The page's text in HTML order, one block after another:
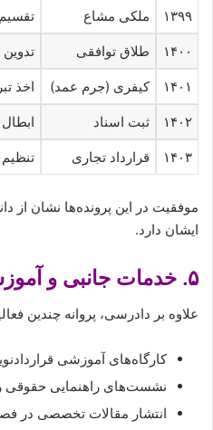
۱۳۹۹ ملکی مشاع
۱۴۰۰ طلاق توافقی
۱۴۰۱ کیفری (جرم عمد) اخذ
۱۴۰۲ ثبت اسناد
۱۴۰۳ قرارداد تجاری
موفقیت در این پرونده‌ها نشان از
ایشان دارد.
۵. خدمات جانبی و آموزشی فهیمه پروانه
علاوه بر دادرسی، پروانه چندین
کارگاه‌های آموزشی
نشست‌های راهنمایی حقوقی
انتشار مقالات تخصصی در